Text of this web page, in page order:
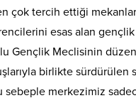
çok tercih ettiği
esas alan
Gençlik Meclisinin
birlikte sürdürülen
sebeple merkezimiz